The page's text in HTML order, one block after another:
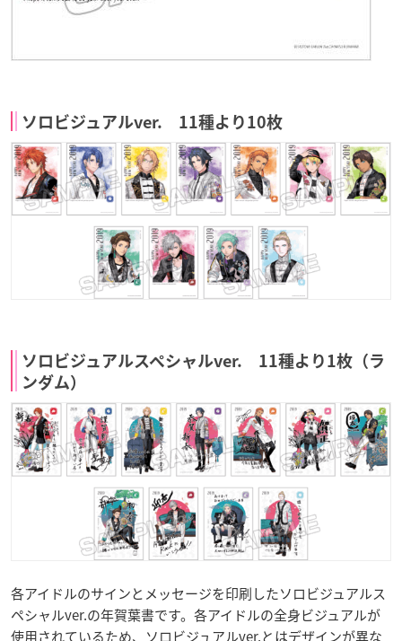
ソロビジュアルver. 11種より10枚
ソロビジュアルスペシャルver. 11種より1枚（ラ
ンダム）
各アイドルのサインとメッセージを印刷したソロビジュアルス
ペシャルver.の年賀葉書です。各アイドルの全身ビジュアルが
使用されているため、ソロビジュアルver.とはデザインが異な